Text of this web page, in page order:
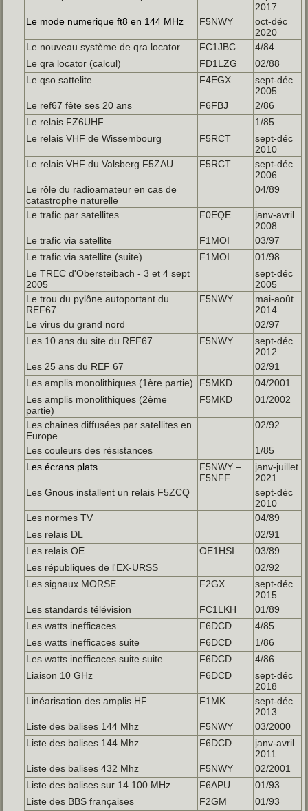
2017
Le mode numerique ft8 en 144 MHz
F5NWY
oct-déc
2020
Le nouveau système de qra locator
FC1JBC
4/84
Le qra locator (calcul)
FD1LZG
02/88
Le qso sattelite
F4EGX
sept-déc
2005
Le ref67 fête ses 20 ans
F6FBJ
2/86
Le relais FZ6UHF
1/85
Le relais VHF de Wissembourg
F5RCT
sept-déc
2010
Le relais VHF du Valsberg F5ZAU
F5RCT
sept-déc
2006
Le rôle du radioamateur en cas de
catastrophe naturelle
04/89
Le trafic par satellites F0EQE
janv-avril
2008
Le trafic via satellite
F1MOI
03/97
Le trafic via satellite (suite)
F1MOI
01/98
Le TREC d'Obersteibach - 3 et 4 sept
2005
sept-déc
2005
Le trou du pylône autoportant du
REF67
F5NWY
mai-août
2014
Le virus du grand nord
02/97
Les 10 ans du site du REF67
F5NWY
sept-déc
2012
Les 25 ans du REF 67
02/91
Les amplis monolithiques (1ère partie)
F5MKD
04/2001
Les amplis monolithiques (2ème
partie)
F5MKD 01/2002
Les chaines diffusées par satellites en
Europe
02/92
Les couleurs des résistances
1/85
Les écrans plats
F5NWY –
F5NFF
janv-juillet
2021
Les Gnous installent un relais F5ZCQ
sept-déc
2010
Les normes TV
04/89
Les relais DL
02/91
Les relais OE
OE1HSI
03/89
Les républiques de l'EX-URSS
02/92
Les signaux MORSE
F2GX
sept-déc
2015
Les standards télévision
FC1LKH
01/89
Les watts inefficaces
F6DCD
4/85
Les watts inefficaces suite
F6DCD
1/86
Les watts inefficaces suite suite
F6DCD
4/86
Liaison 10 GHz
F6DCD
sept-déc
2018
Linéarisation des amplis HF
F1MK
sept-déc
2013
Liste des balises 144 Mhz
F5NWY
03/2000
Liste des balises 144 Mhz
F6DCD
janv-avril
2011
Liste des balises 432 Mhz
F5NWY
02/2001
Liste des balises sur 14.100 MHz
F6APU
01/93
Liste des BBS françaises
F2GM
01/93